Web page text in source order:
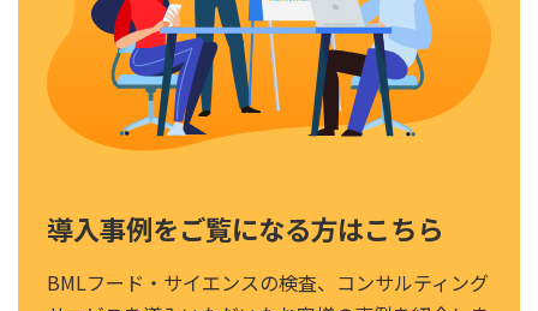
導入事例をご覧になる方はこちら
BMLフード・サイエンスの検査、コンサルティング